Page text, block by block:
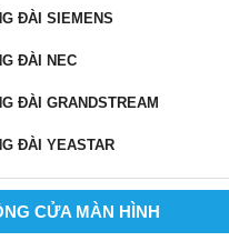
ĐÀI SIEMENS
ĐÀI NEC
ĐÀI GRANDSTREAM
ĐÀI YEASTAR
CỬA MÀN HÌNH